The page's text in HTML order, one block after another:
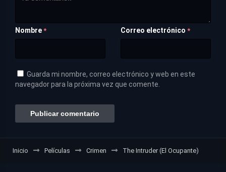
Nombre * Correo electrónico *
Guarda mi nombre, correo electrónico y web en este
navegador para la próxima vez que comente.
Inicio Películas Crimen The Intruder (El Ocupante)